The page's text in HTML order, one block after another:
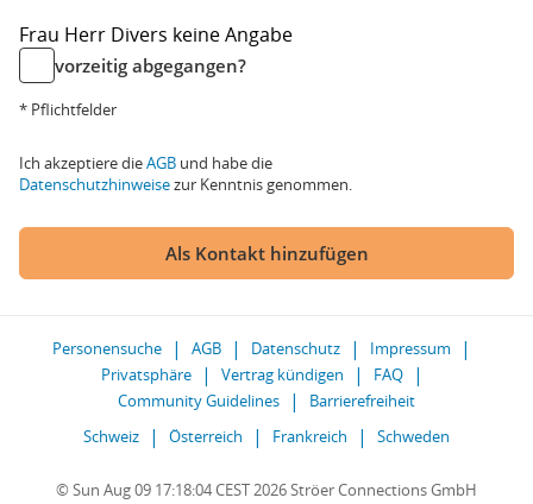
Frau Herr Divers keine Angabe
vorzeitig abgegangen?
* Pflichtfelder
Ich akzeptiere dieAGB und habe die
Datenschutzhinweisezur Kenntnis genommen.
Als Kontakt hinzufügen
Personensuche AGB Datenschutz
Impressum
Privatsphäre
Vertrag kündigen
FAQ
Community Guidelines
Barrierefreiheit
Schweiz
Österreich Frankreich Schweden
© Sun Aug 09 17:18:04 CEST 2026 Ströer Connections GmbH